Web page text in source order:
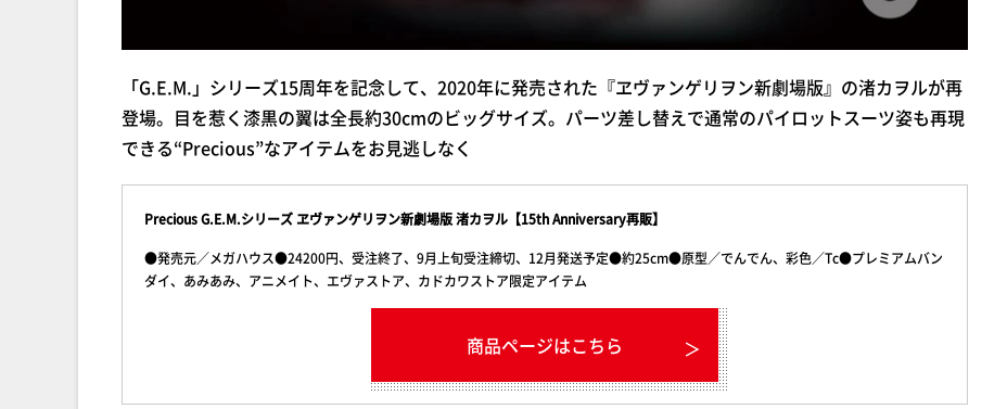
「G.E.M.」シリーズ15周年を記念して、2020年に発売された『ヱヴァンゲリヲン新劇場版』の渚カヲルが再
登場。目を惹く漆黒の翼は全長約30cmのビッグサイズ。パーツ差し替えで通常のパイロットスーツ姿も再現
できる“Precious”なアイテムをお見逃しなく
Precious G.E.M.シリーズ ヱヴァンゲリヲン新劇場版 渚カヲル【15th Anniversary再販】
●発売元／メガハウス●24200円、受注終了、9月上旬受注締切、12月発送予定●約25cm●原型／でんでん、彩色／Tc●プレミアムバン
ダイ、あみあみ、アニメイト、エヴァストア、カドカワストア限定アイテム
商品ページはこちら